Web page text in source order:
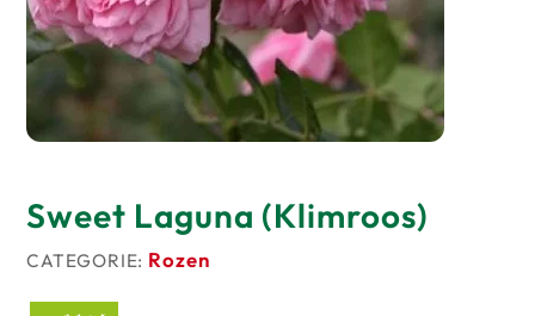
Sweet Laguna (Klimroos)
CATEGORIE: Rozen